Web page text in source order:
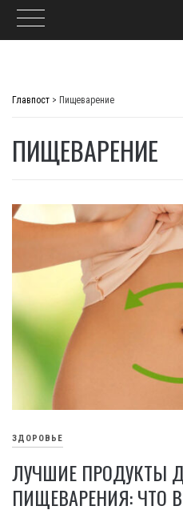
Главпост > Пищеварение
ПИЩЕВАРЕНИЕ
ЗДОРОВЬЕ
ЛУЧШИЕ ПРОДУКТЫ
ПИЩЕВАРЕНИЯ: ЧТО